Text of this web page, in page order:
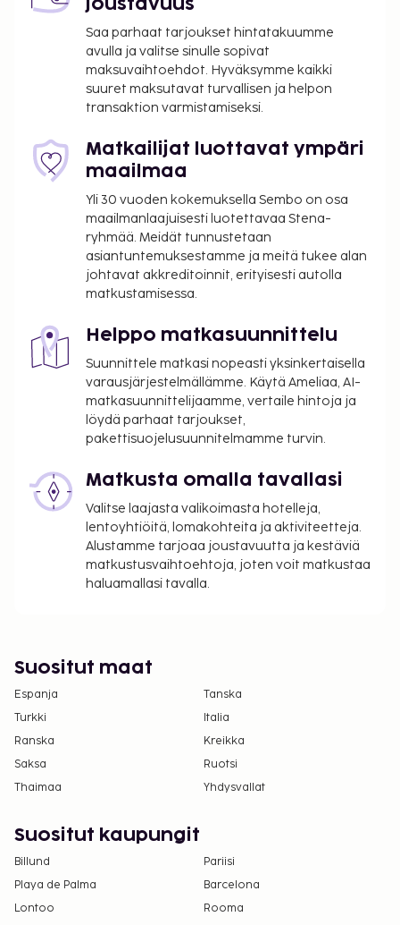
allas ja terassi. Palveluihin kuuluu myös
baari/aulabaari ja allasbaari, joissa voit rentoutua
raikkaan juoman parissa. Seuraavat tilat on suljettu
kausittain joka vuosi. Ne on suljettu 30. 9ta – 1. 5ta:
Uima-allas
suoritettavat maksut. Maksuihin saattaa sisältyä
sovellettavat verot:
Takuumaksu: 300.00 EUR per yöpyminen
Kaupungin perimä vero: 0.65 EUR per henkilö
per yö. Tätä veroa ei peritä alle 18 vuotta
vanhoilta lapsilta.
Siivousmaksu: 90 EUR per majoitustila per
Tässä on mainittu kaikki majoituspaikan meille
ilmoittamat maksut.
Tämä majoitusliike veloittaa kausiluonteisen
kulutukseen perustuvan lämmitysmaksun per
Avustajaeläimistä ei veloiteta lisämaksuja
Vauvansänky: 5.0 EUR per päivä
Lakanat ovat saatavilla lisämaksua vastaan (tai
asiakkaat voivat tuoda omansa)
Pyyhkeet ovat saatavilla lisämaksusta (tai
asiakkaat voivat tuoda omansa)
saattavat muuttua.
Kansallisten määräysten vuoksi käteismaksut
eivät voi ylittää 1000 EUR:n suuruista summaa
tässä majoituspaikassa. Saat lisätietoja asiasta
ottamalla yhteyttä majoituspaikkaan
varausvahvistuksessa olevien tietojen avulla.
huhtikuusta syyskuuhun.
joustavuus
Saa parhaat tarjoukset hintatakuumme
avulla ja valitse sinulle sopivat
maksuvaihtoehdot. Hyväksymme kaikki
suuret maksutavat turvallisen ja helpon
transaktion varmistamiseksi.
Matkailijat luottavat ympäri
maailmaa
Yli 30 vuoden kokemuksella Sembo on osa
maailmanlaajuisesti luotettavaa Stena-
ryhmää. Meidät tunnustetaan
asiantuntemuksestamme ja meitä tukee alan
johtavat akkreditoinnit, erityisesti autolla
matkustamisessa.
Helppo matkasuunnittelu
Suunnittele matkasi nopeasti yksinkertaisella
varausjärjestelmällämme. Käytä Ameliaa, AI-
matkasuunnittelijaamme, vertaile hintoja ja
löydä parhaat tarjoukset,
pakettisuojelusuunnitelmamme turvin.
Matkusta omalla tavallasi
Valitse laajasta valikoimasta hotelleja,
lentoyhtiöitä, lomakohteita ja aktiviteetteja.
Alustamme tarjoaa joustavuutta ja kestäviä
matkustusvaihtoehtoja, joten voit matkustaa
haluamallasi tavalla.
Suositut maat
Espanja
Tanska
Turkki
Italia
Ranska
Kreikka
Saksa
Ruotsi
Thaimaa
Yhdysvallat
Suositut kaupungit
Billund
Pariisi
Playa de Palma
Barcelona
Lontoo
Rooma